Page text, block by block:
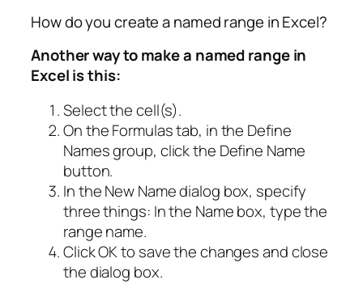
How do you create a named range in Excel?
Another way to make a named range in
Excel is this:
Select the cell(s).
On the Formulas tab, in the Define
Names group, click the Define Name
button.
In the New Name dialog box, specify
three things: In the Name box, type the
range name.
Click OK to save the changes and close
the dialog box.